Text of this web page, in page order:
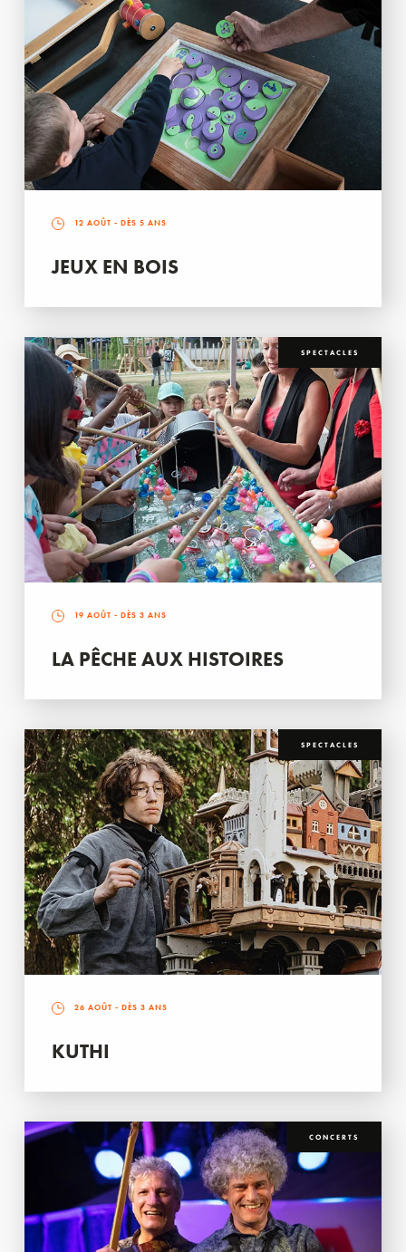
12 AOÛT - DÈS 5 ANS
JEUX EN BOIS
SPECTACLES
19 AOÛT - DÈS 3 ANS
LA PÊCHE AUX HISTOIRES
SPECTACLES
26 AOÛT - DÈS 3 ANS
KUTHI
CONCERTS